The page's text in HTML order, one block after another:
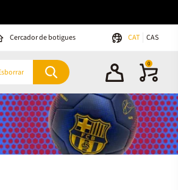
Cercador de botigues CAT CAS
0